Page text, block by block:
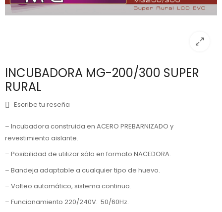
INCUBADORA MG-200/300 SUPER
RURAL
Escribe tu reseña
– Incubadora construida en ACERO PREBARNIZADO y
revestimiento aislante.
– Posibilidad de utilizar sólo en formato NACEDORA.
– Bandeja adaptable a cualquier tipo de huevo.
– Volteo automático, sistema continuo.
– Funcionamiento 220/240V. 50/60Hz.